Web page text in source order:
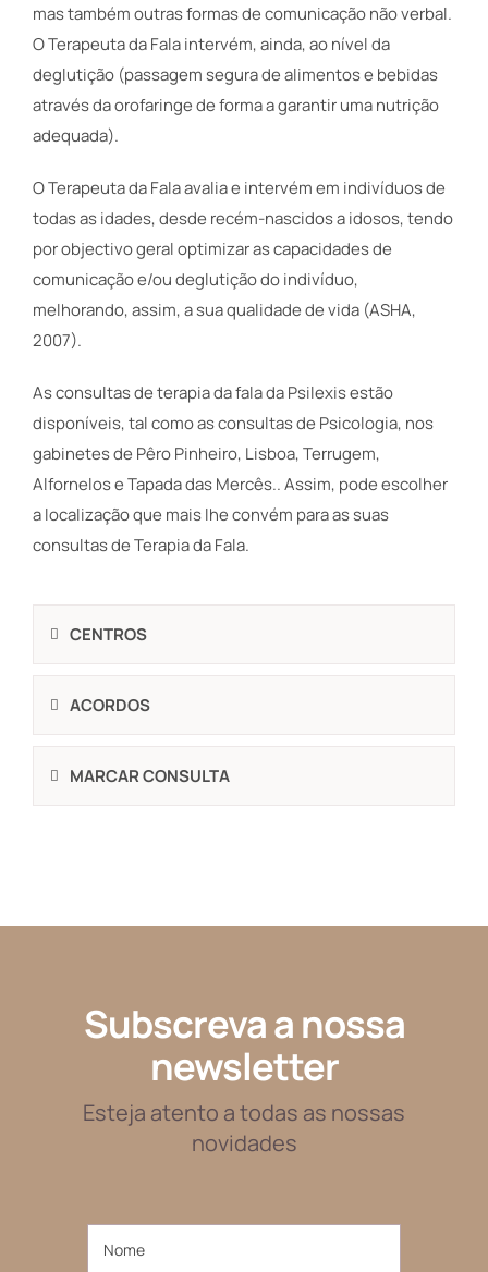
mas também outras formas de comunicação não verbal.
O Terapeuta da Fala intervém, ainda, ao nível da
deglutição (passagem segura de alimentos e bebidas
através da orofaringe de forma a garantir uma nutrição
adequada).
O Terapeuta da Fala avalia e intervém em indivíduos de
todas as idades, desde recém-nascidos a idosos, tendo
por objectivo geral optimizar as capacidades de
comunicação e/ou deglutição do indivíduo,
melhorando, assim, a sua qualidade de vida (ASHA,
2007).
As consultas de terapia da fala da Psilexis estão
disponíveis, tal como as consultas de Psicologia, nos
gabinetes de Pêro Pinheiro, Lisboa, Terrugem,
Alfornelos e Tapada das Mercês.. Assim, pode escolher
a localização que mais lhe convém para as suas
consultas de Terapia da Fala.
CENTROS
ACORDOS
MARCAR CONSULTA
Subscreva a nossa
newsletter
Esteja atento a todas as nossas
novidades